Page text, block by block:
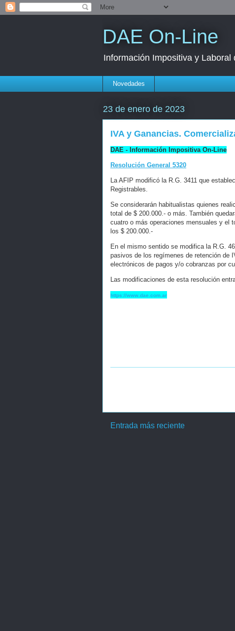
DAE On-Line
Información Impositiva y Laboral
Novedades
23 de enero de 2023
IVA y Ganancias.
DAE - Información Impositiva On-Line
Resolución General 5320
La AFIP modificó la R.G. 3411 que
Registrables.
Se considerarán habitualistas quienes
total de $ 200.000.- o más. También
cuatro o más operaciones mensuales y el
los $ 200.000.-
En el mismo sentido se modifica la R.G.
pasivos de los regímenes de retención de
electrónicos de pagos y/o cobranzas por
Las modificaciones de esta resolución
https://www.dae.com.ar
Entrada más reciente